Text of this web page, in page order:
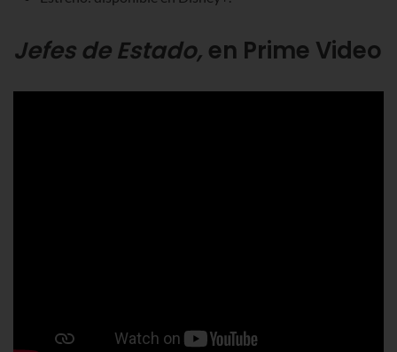
Jefes de Estado, en Prime Video